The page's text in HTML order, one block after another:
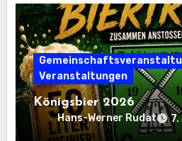
Veranstaltungen
Königsbier 2026
Hans-Werner Rudat